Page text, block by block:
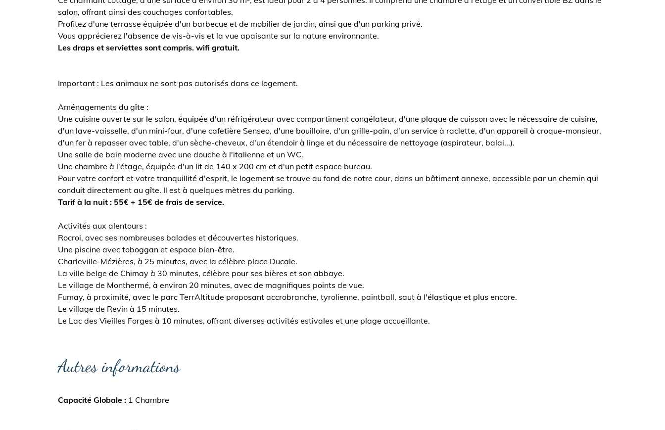
salon, offrant ainsi des couchages confortables.
Profitez d'une terrasse équipée d'un barbecue et de mobilier de jardin, ainsi que d'un parking privé.
Vous apprécierez l'absence de vis-à-vis et la vue apaisante sur la nature environnante.
Les draps et serviettes sont compris. wifi gratuit.
Important : Les animaux ne sont pas autorisés dans ce logement.
Aménagements du gîte :
Une cuisine ouverte sur le salon, équipée d'un réfrigérateur avec compartiment congélateur, d'une plaque de cuisson avec le nécessaire de cuisine,
d'un lave-vaisselle, d'un mini-four, d'une cafetière Senseo, d'une bouilloire, d'un grille-pain, d'un service à raclette, d'un appareil à croque-monsieur,
d'un fer à repasser avec table, d'un sèche-cheveux, d'un étendoir à linge et du nécessaire de nettoyage (aspirateur, balai...).
Une salle de bain moderne avec une douche à l'italienne et un WC.
Une chambre à l'étage, équipée d'un lit de 140 x 200 cm et d'un petit espace bureau.
Pour votre confort et votre tranquillité d'esprit, le logement se trouve au fond de notre cour, dans un bâtiment annexe, accessible par un chemin qui
conduit directement au gîte. Il est à quelques mètres du parking.
Tarif à la nuit : 55€ + 15€ de frais de service.
Activités aux alentours :
Rocroi, avec ses nombreuses balades et découvertes historiques.
Une piscine avec toboggan et espace bien-être.
Charleville-Mézières, à 25 minutes, avec la célèbre place Ducale.
La ville belge de Chimay à 30 minutes, célèbre pour ses bières et son abbaye.
Le village de Monthermé, à environ 20 minutes, avec de magnifiques points de vue.
Fumay, à proximité, avec le parc TerrAltitude proposant accrobranche, tyrolienne, paintball, saut à l'élastique et plus encore.
Le village de Revin à 15 minutes.
Le Lac des Vieilles Forges à 10 minutes, offrant diverses activités estivales et une plage accueillante.
Autres informations
Capacité Globale 1 Chambre